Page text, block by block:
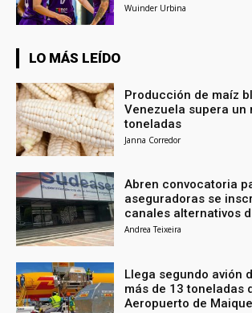
Wuinder Urbina
LO MÁS LEÍDO
Producción de maíz
Venezuela supera un
toneladas
Janna Corredor
Abren convocatoria
aseguradoras se
canales alternativos
Andrea Teixeira
Llega segundo avión
más de 13 toneladas
Aeropuerto de